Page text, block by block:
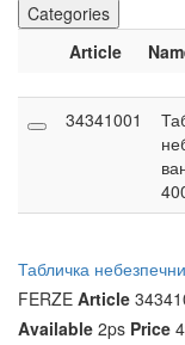
Categories
Article
34341001
Табличка
FERZE Article
Available 2ps Price